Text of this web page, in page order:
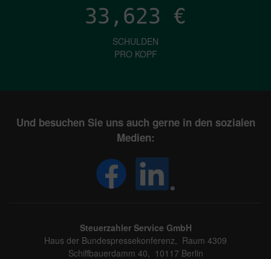
33,623 €
SCHULDEN
PRO KOPF
Und besuchen Sie uns auch gerne in den sozialen
Medien:
Steuerzahler Service GmbH
Haus der Bundespressekonferenz, Raum 4309
Schiffbauerdamm 40, 10117 Berlin